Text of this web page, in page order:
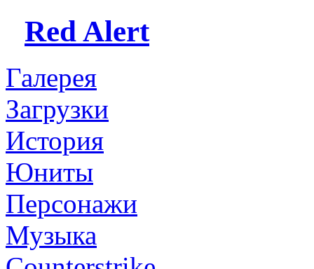
Red Alert
Галерея
Загрузки
История
Юниты
Персонажи
Музыка